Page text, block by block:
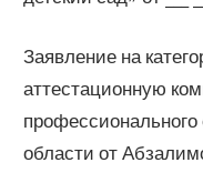
Заявление на
аттестационную
области от